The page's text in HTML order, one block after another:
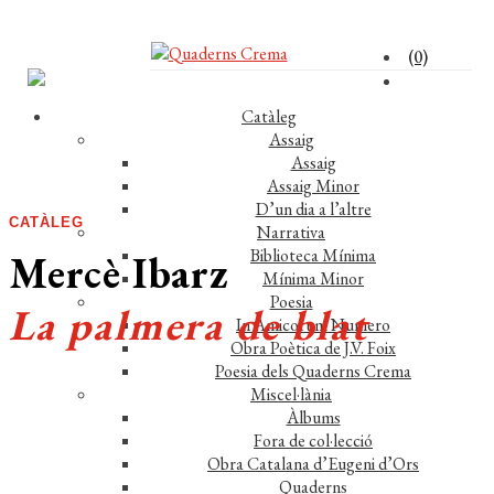
(0)
Catàleg
Assaig
Assaig
Assaig Minor
D’un dia a l’altre
Narrativa
Biblioteca Mínima
Mínima Minor
Poesia
In Amicorum Numero
Obra Poètica de J.V. Foix
Poesia dels Quaderns Crema
Miscel·lània
Àlbums
Fora de col·lecció
Obra Catalana d’Eugeni d’Ors
Quaderns
CATÀLEG
Mercè Ibarz
La palmera de blat
Comprar el llibre 13 €